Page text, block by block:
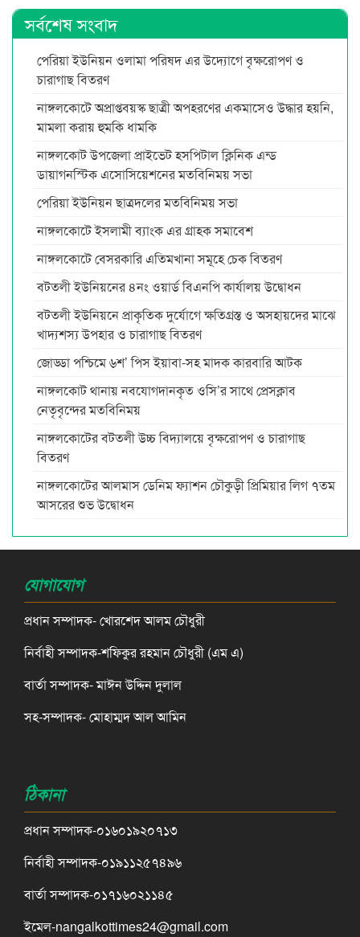
সর্বশেষ সংবাদ
পেরিয়া ইউনিয়ন ওলামা পরিষদ এর উদ্যোগে বৃক্ষরোপণ ও
চারাগাছ বিতরণ
নাঙ্গলকোটে অপ্রাপ্তবয়স্ক ছাত্রী অপহরণের একমাসেও উদ্ধার হয়নি,
মামলা করায় হুমকি ধামকি
নাঙ্গলকোট উপজেলা প্রাইভেট হসপিটাল ক্লিনিক এন্ড
ডায়াগনস্টিক এসোসিয়েশনের মতবিনিময় সভা
পেরিয়া ইউনিয়ন ছাত্রদলের মতবিনিময় সভা
নাঙ্গলকোটে ইসলামী ব্যাংক এর গ্রাহক সমাবেশ
নাঙ্গলকোটে বেসরকারি এতিমখানা সমূহে চেক বিতরণ
বটতলী ইউনিয়নের ৪নং ওয়ার্ড বিএনপি কার্যালয় উদ্বোধন
বটতলী ইউনিয়নে প্রাকৃতিক দুর্যোগে ক্ষতিগ্রস্ত ও অসহায়দের মাঝে
খাদ্যশস্য উপহার ও চারাগাছ বিতরণ
জোড্ডা পশ্চিমে ৬শ’ পিস ইয়াবা-সহ মাদক কারবারি আটক
নাঙ্গলকোট থানায় নবযোগদানকৃত ওসি’র সাথে প্রেসক্লাব
নেতৃবৃন্দের মতবিনিময়
নাঙ্গলকোটের বটতলী উচ্চ বিদ্যালয়ে বৃক্ষরোপণ ও চারাগাছ
বিতরণ
নাঙ্গলকোটের আলমাস ডেনিম ফ্যাশন চৌকুড়ী প্রিমিয়ার লিগ ৭তম
আসরের শুভ উদ্বোধন
যোগাযোগ
প্রধান সম্পাদক- খোরশেদ আলম চৌধুরী
নির্বাহী সম্পাদক-শফিকুর রহমান চৌধুরী (এম এ)
বার্তা সম্পাদক- মাঈন উদ্দিন দুলাল
সহ-সম্পাদক- মোহাম্মদ আল আমিন
ঠিকানা
প্রধান সম্পাদক-০১৬০১৯২০৭১৩
নির্বাহী সম্পাদক-০১৯১১২৫৭৪৯৬
বার্তা সম্পাদক-০১৭১৬০২১১৪৫
ইমেল-nangalkottimes24@gmail.com